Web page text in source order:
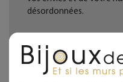
désordonnées.
Décoration d'intérieur
la main dans notre atelier.
Fabrication française.